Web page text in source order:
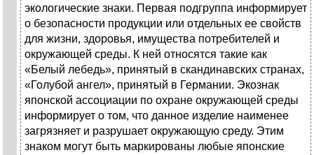
эколо­гические знаки. Первая подгруппа информирует
о безопасности продукции или отдельных ее свойств
для жизни, здоровья, имущества потребителей и
окружающей среды. К ней относятся такие как
«Белый лебедь», принятый в скандинавских странах,
«Голубой ангел», принятый в Германии. Экознак
японской ассоциации по охране окружающей среды
информирует о том, что данное изделие наименее
загрязняет и разрушает окружающую среду. Этим
знаком могут быть маркирова­ны любые японские